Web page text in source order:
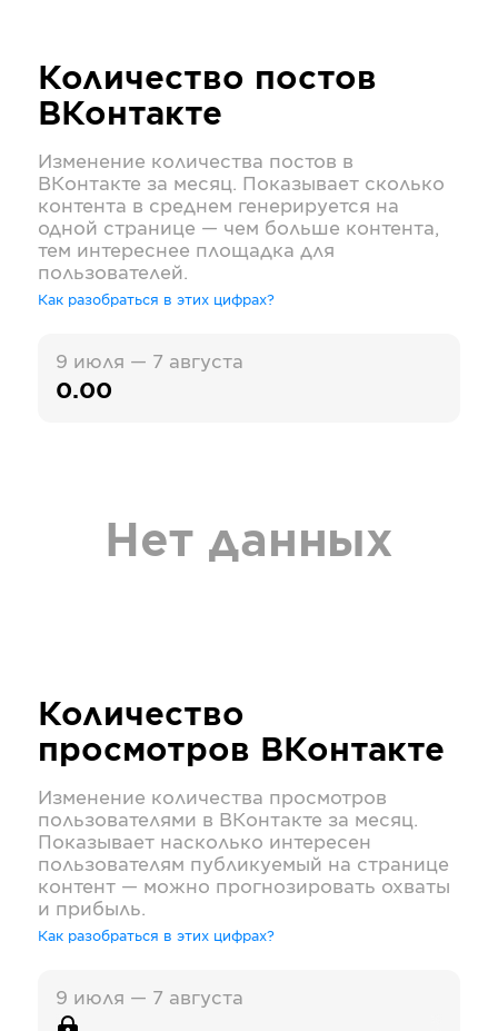
Количество постов
ВКонтакте
Изменение количества постов в
ВКонтакте за месяц. Показывает сколько
контента в среднем генерируется на
одной странице — чем больше контента,
тем интереснее площадка для
пользователей.
Как разобраться в этих цифрах?
9 июля — 7 августа
0.00
Нет данных
Количество
просмотров ВКонтакте
Изменение количества просмотров
пользователями в ВКонтакте за месяц.
Показывает насколько интересен
пользователям публикуемый на странице
контент — можно прогнозировать охваты
и прибыль.
Как разобраться в этих цифрах?
9 июля — 7 августа